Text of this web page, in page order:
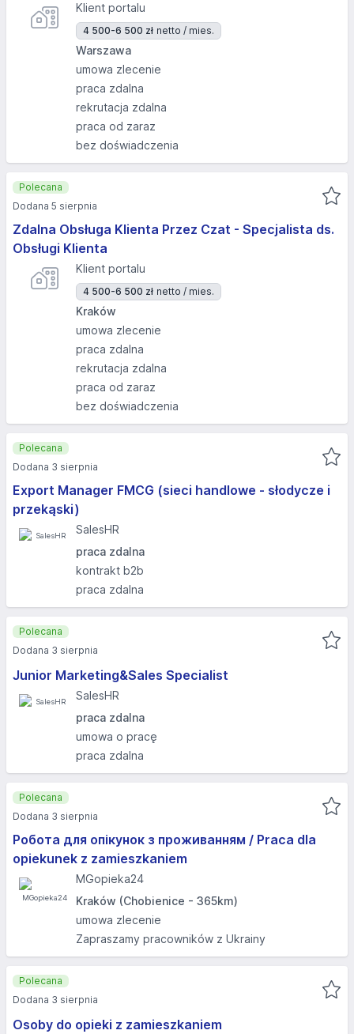
Klient portalu
4 500-6 500 zł netto / mies.
Warszawa
umowa zlecenie
praca zdalna
rekrutacja zdalna
praca od zaraz
bez doświadczenia
Zdalna Obsługa Klienta Przez Czat - Specjalista ds.
Obsługi Klienta
Klient portalu
4 500-6 500 zł netto / mies.
Kraków
umowa zlecenie
praca zdalna
rekrutacja zdalna
praca od zaraz
bez doświadczenia
Polecana
Dodana 5 sierpnia
Export Manager FMCG (sieci handlowe - słodycze i
przekąski)
SalesHR
praca zdalna
kontrakt b2b
praca zdalna
Polecana
Dodana 3 sierpnia
Junior Marketing&Sales Specialist
SalesHR
praca zdalna
umowa o pracę
praca zdalna
Polecana
Dodana 3 sierpnia
Робота для опікунок з проживанням / Praca dla
opiekunek z zamieszkaniem
MGopieka24
Kraków (Chobienice - 365km)
umowa zlecenie
Zapraszamy pracowników z Ukrainy
Polecana
Dodana 3 sierpnia
Osoby do opieki z zamieszkaniem
Polecana
Dodana 3 sierpnia